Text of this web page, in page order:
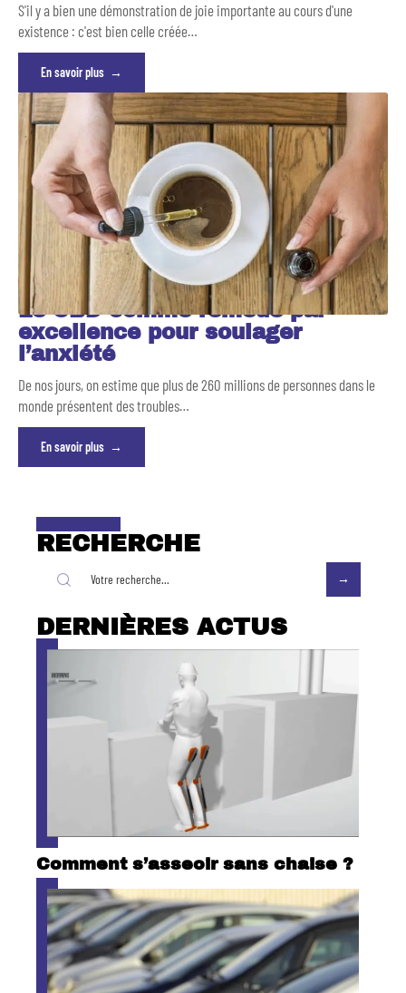
S'il y a bien une démonstration de joie importante au cours d'une
existence : c'est bien celle créée…
En savoir plus
Le CBD comme remède par
excellence pour soulager
l’anxiété
De nos jours, on estime que plus de 260 millions de personnes dans le
monde présentent des troubles…
En savoir plus
RECHERCHE
DERNIÈRES ACTUS
Comment s’asseoir sans chaise ?